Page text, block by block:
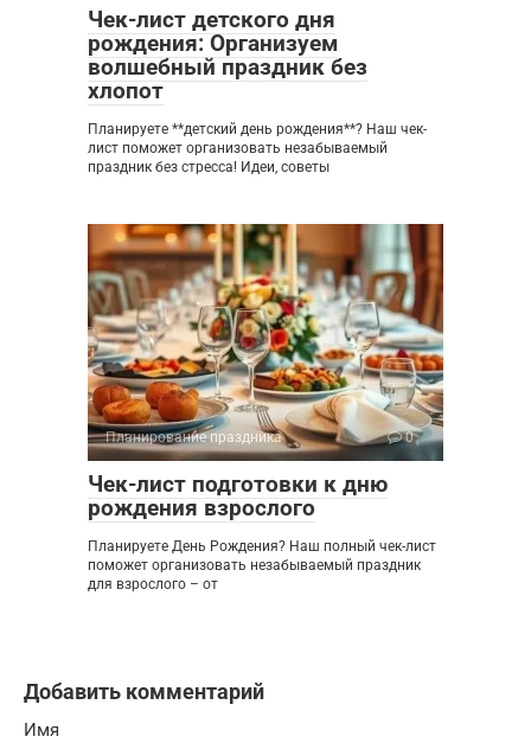
Чек-лист детского дня
рождения: Организуем
волшебный праздник без
хлопот
Планируете **детский день рождения**? Наш чек-
лист поможет организовать незабываемый
праздник без стресса! Идеи, советы
Планирование праздника 0
Чек-лист подготовки к дню
рождения взрослого
Планируете День Рождения? Наш полный чек-лист
поможет организовать незабываемый праздник
для взрослого – от
Добавить комментарий
Имя